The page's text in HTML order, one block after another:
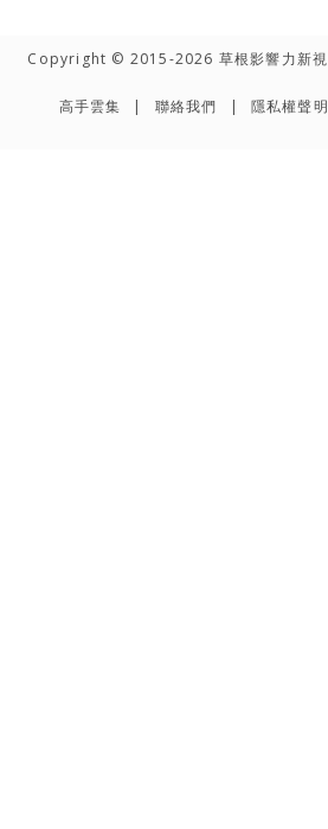
Copyright © 2015-2026 草根影響力新
高手雲集 聯絡我們 隱私權聲明